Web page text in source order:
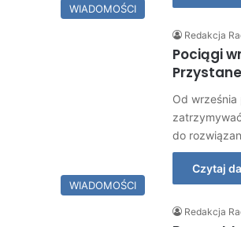
WIADOMOŚCI
Redakcja
Pociągi
Od
do
Czytaj
WIADOMOŚCI
Redakcja